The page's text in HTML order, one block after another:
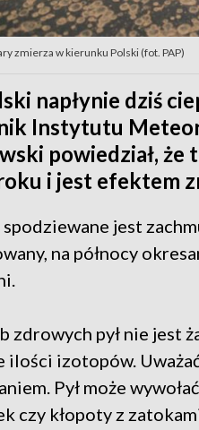
zmierza w kierunku Polski (fot. PAP)
napłynie dziś
Instytutu
powiedział, że
i jest efektem
jest
na północy
zdrowych pył nie jest
ilości izotopów.
Pył może
czy kłopoty z